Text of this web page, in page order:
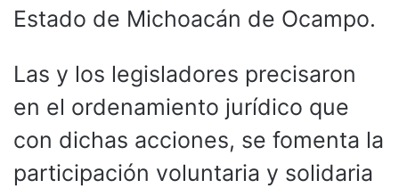
Estado de Michoacán de Ocampo.
Las y los legisladores precisaron
en el ordenamiento jurídico que
con dichas acciones, se fomenta la
participación voluntaria y solidaria